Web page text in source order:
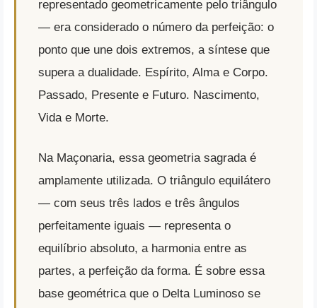
representado geometricamente pelo triângulo
— era considerado o número da perfeição: o
ponto que une dois extremos, a síntese que
supera a dualidade. Espírito, Alma e Corpo.
Passado, Presente e Futuro. Nascimento,
Vida e Morte.
Na Maçonaria, essa geometria sagrada é
amplamente utilizada. O triângulo equilátero
— com seus três lados e três ângulos
perfeitamente iguais — representa o
equilíbrio absoluto, a harmonia entre as
partes, a perfeição da forma. É sobre essa
base geométrica que o Delta Luminoso se